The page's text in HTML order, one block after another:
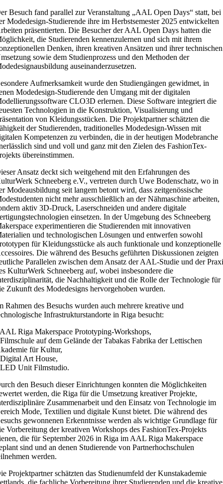
Besuch fand parallel zur Veranstaltung „AAL Open Days“ statt, bei
Modedesign-Studierende ihre im Herbstsemester 2025 entwickelten
präsentierten. Die Besucher der AAL Open Days hatten die
die Studierenden kennenzulernen und sich mit ihrem
Denken, ihren kreativen Ansätzen und ihrer technischen
sowie dem Studienprozess und den Methoden der
auseinanderzusetzen.
Aufmerksamkeit wurde den Studiengängen gewidmet, in
Modedesign-Studierende den Umgang mit der digitalen
CLO3D erlernen. Diese Software integriert die
Technologien in die Konstruktion, Visualisierung und
von Kleidungsstücken. Die Projektpartner schätzten die
der Studierenden, traditionelles Modedesign-Wissen mit
Kompetenzen zu verbinden, die in der heutigen Modebranche
sind und voll und ganz mit den Zielen des FashionTex-
übereinstimmen.
Ansatz deckt sich weitgehend mit den Erfahrungen des
Schneeberg e.V., vertreten durch Uwe Bodenschatz, wo in
Modeausbildung seit langem betont wird, dass zeitgenössische
nicht mehr ausschließlich an der Nähmaschine arbeiten,
aktiv 3D-Druck, Laserschneiden und andere digitale
einsetzen. In der Umgebung des Schneeberg
experimentieren die Studierenden mit innovativen
und technologischen Lösungen und entwerfen sowohl
für Kleidungsstücke als auch funktionale und konzeptionelle
Die während des Besuchs geführten Diskussionen zeigten
Parallelen zwischen dem Ansatz der AAL-Studie und der
KulturWerk Schneeberg auf, wobei insbesondere die
die Nachhaltigkeit und die Rolle der Technologie für
Zukunft des Modedesigns hervorgehoben wurden.
Rahmen des Besuchs wurden auch mehrere kreative und
Infrastrukturstandorte in Riga besucht:
Riga Makerspace Prototyping-Workshops,
auf dem Gelände der Tabakas Fabrika der Lettischen
für Kultur,
Art House,
LED Unit Filmstudio.
den Besuch dieser Einrichtungen konnten die Möglichkeiten
werden, die Riga für die Umsetzung kreativer Projekte,
Zusammenarbeit und den Einsatz von Technologie im
Mode, Textilien und digitale Kunst bietet. Die während des
gewonnenen Erkenntnisse werden als wichtige Grundlage für
Vorbereitung der kreativen Workshops des FashionTex-Projekts
die für September 2026 in Riga im AAL Riga Makerspace
sind und an denen Studierende von Partnerhochschulen
werden.
Projektpartner schätzten das Studienumfeld der Kunstakademie
die fachliche Vorbereitung ihrer Studierenden und die kreative